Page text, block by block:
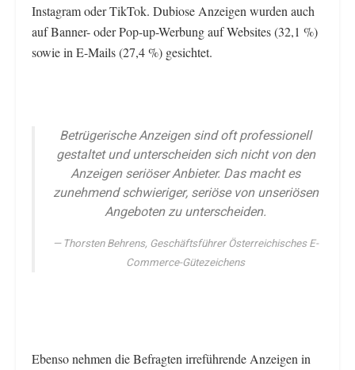
Instagram oder TikTok. Dubiose Anzeigen wurden auch
auf Banner- oder Pop-up-Werbung auf Websites (32,1 %)
sowie in E-Mails (27,4 %) gesichtet.
Betrügerische Anzeigen sind oft professionell
gestaltet und unterscheiden sich nicht von den
Anzeigen seriöser Anbieter. Das macht es
zunehmend schwieriger, seriöse von unseriösen
Angeboten zu unterscheiden.
Thorsten Behrens, Geschäftsführer Österreichisches E-
Commerce-Gütezeichens
Ebenso nehmen die Befragten irreführende Anzeigen in